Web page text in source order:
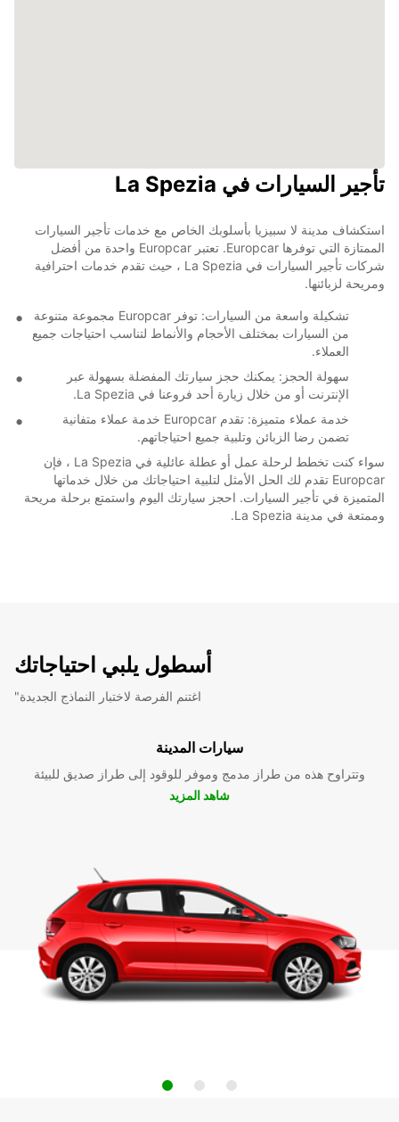
تأجير السيارات في La Spezia
استكشاف مدينة لا سبيزيا بأسلوبك الخاص مع خدمات تأجير السيارات
الممتازة التي توفرها Europcar. تعتبر Europcar واحدة من أفضل
شركات تأجير السيارات في La Spezia ، حيث تقدم خدمات احترافية
ومريحة لزبائنها.
تشكيلة واسعة من السيارات: توفر Europcar مجموعة متنوعة
من السيارات بمختلف الأحجام والأنماط لتناسب احتياجات جميع
العملاء.
سهولة الحجز: يمكنك حجز سيارتك المفضلة بسهولة عبر
الإنترنت أو من خلال زيارة أحد فروعنا في La Spezia.
خدمة عملاء متميزة: تقدم Europcar خدمة عملاء متفانية
تضمن رضا الزبائن وتلبية جميع احتياجاتهم.
سواء كنت تخطط لرحلة عمل أو عطلة عائلية في La Spezia ، فإن
Europcar تقدم لك الحل الأمثل لتلبية احتياجاتك من خلال خدماتها
المتميزة في تأجير السيارات. احجز سيارتك اليوم واستمتع برحلة مريحة
وممتعة في مدينة La Spezia.
أسطول يلبي احتياجاتك
"اغتنم الفرصة لاختبار النماذج الجديدة
سيارات المدينة
وتتراوح هذه من طراز مدمج وموفر للوقود إلى طراز صديق للبيئة
شاهد المزيد